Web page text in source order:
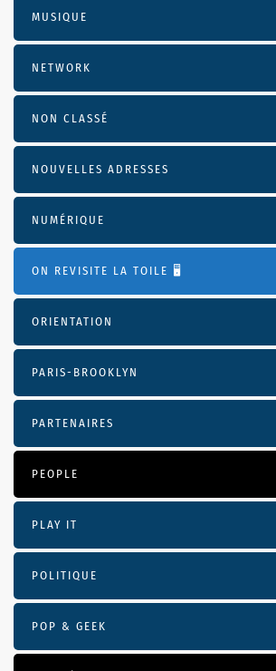
MUSIQUE
NETWORK
NON CLASSÉ
NOUVELLES ADRESSES
NUMÉRIQUE
ON REVISITE LA TOILE 🖥️
ORIENTATION
PARIS-BROOKLYN
PARTENAIRES
PEOPLE
PLAY IT
POLITIQUE
POP & GEEK